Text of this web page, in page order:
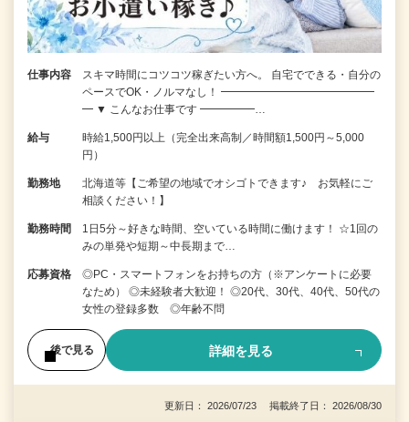
仕事内容
スキマ時間にコツコツ稼ぎたい方へ。 自宅でできる・自分の
ペースでOK・ノルマなし！ ━━━━━━━━━━━━━━
━ ▼ こんなお仕事です ━━━━━…
給与
時給1,500円以上（完全出来高制／時間額1,500円～5,000
円）
勤務地
北海道等【ご希望の地域でオシゴトできます♪ お気軽にご
相談ください！】
勤務時間
1日5分～好きな時間、空いている時間に働けます！ ☆1回の
みの単発や短期～中長期まで…
応募資格
◎PC・スマートフォンをお持ちの方（※アンケートに必要
なため） ◎未経験者大歓迎！ ◎20代、30代、40代、50代の
女性の登録多数 ◎年齢不問
後で見る 詳細を見る
更新日： 2026/07/23 掲載終了日： 2026/08/30